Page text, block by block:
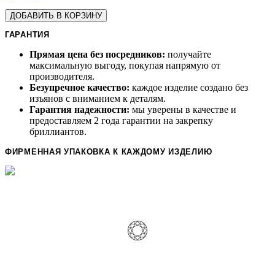
ДОБАВИТЬ В КОРЗИНУ
ГАРАНТИЯ
Прямая цена без посредников: получайте
максимальную выгоду, покупая напрямую от
производителя.
Безупречное качество: каждое изделие создано без
изъянов с вниманием к деталям.
Гарантия надежности: мы уверены в качестве и
предоставляем 2 года гарантии на закрепку
бриллиантов.
ФИРМЕННАЯ УПАКОВКА К КАЖДОМУ ИЗДЕЛИЮ